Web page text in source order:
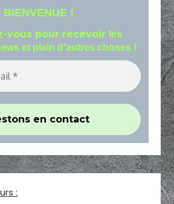
BIENVENUE !
vous pour recevoir les
et plein d'autres choses !
: